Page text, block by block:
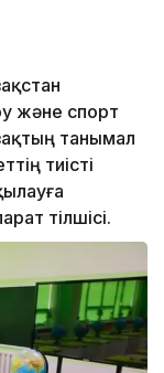
және спорт
танымал
тиісті
тілшісі.